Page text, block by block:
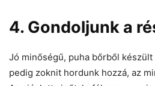
4. Gondoljunk a
Jó minőségű, puha bőrből
pedig zoknit hordunk hozzá, az